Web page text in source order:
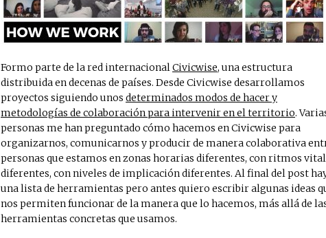
Formo parte de la red internacionalCivicwise, una estructura
distribuida en decenas de países. Desde Civicwise desarrollamos
proyectos siguiendo unos determinados modos de hacer y
metodologías de colaboración para intervenir en el territorio.
personas me han preguntado cómo hacemos en Civicwise para
organizarnos, comunicarnos y producir de manera colaborativa
personas que estamos en zonas horarias diferentes, con ritmos
diferentes, con niveles de implicación diferentes. Al final del post
una lista de herramientas pero antes quiero escribir algunas ideas
nos permiten funcionar de la manera que lo hacemos, más allá de
herramientas concretas que usamos.